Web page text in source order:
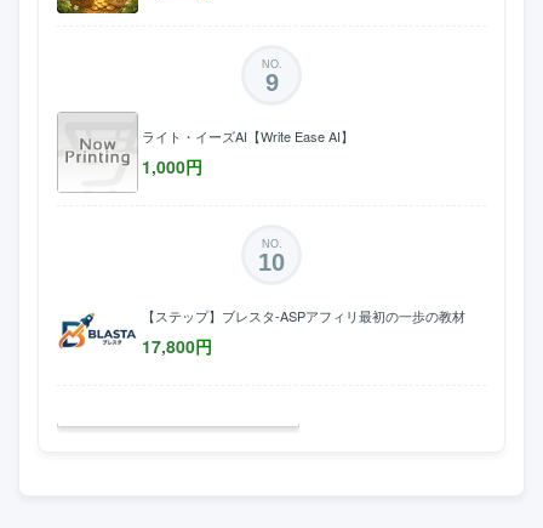
NO.
9
ライト・イーズAI【Write Ease AI】
1,000円
NO.
10
【ステップ】ブレスタ-ASPアフィリ最初の一歩の教材
17,800円